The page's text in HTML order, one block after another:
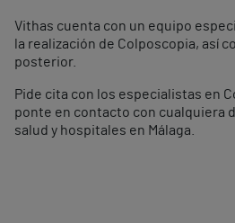
Vithas cuenta con un equipo
la realización de Colposcopia, así
posterior.
Pide cita con los especialistas en
ponte en contacto con cualquiera
salud y hospitales en Málaga.